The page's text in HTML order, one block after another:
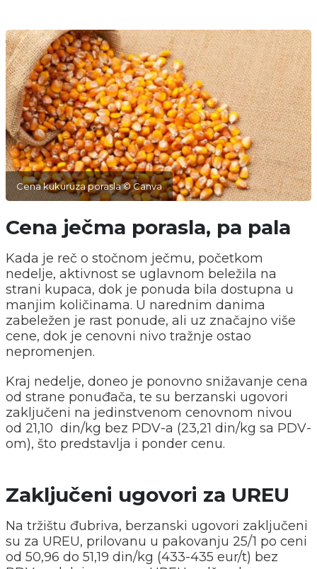
Cena kukuruza porasla © Canva
Cena ječma porasla, pa pala
Kada je reč o stočnom ječmu, početkom
nedelje, aktivnost se uglavnom beležila na
strani kupaca, dok je ponuda bila dostupna u
manjim količinama. U narednim danima
zabeležen je rast ponude, ali uz značajno više
cene, dok je cenovni nivo tražnje ostao
nepromenjen.
Kraj nedelje, doneo je ponovno snižavanje cena
od strane ponuđača, te su berzanski ugovori
zaključeni na jedinstvenom cenovnom nivou
od 21,10 din/kg bez PDV-a (23,21 din/kg sa PDV-
om), što predstavlja i ponder cenu.
Zaključeni ugovori za UREU
Na tržištu đubriva, berzanski ugovori zaključeni
su za UREU, prilovanu u pakovanju 25/1 po ceni
od 50,96 do 51,19 din/kg (433-435 eur/t) bez